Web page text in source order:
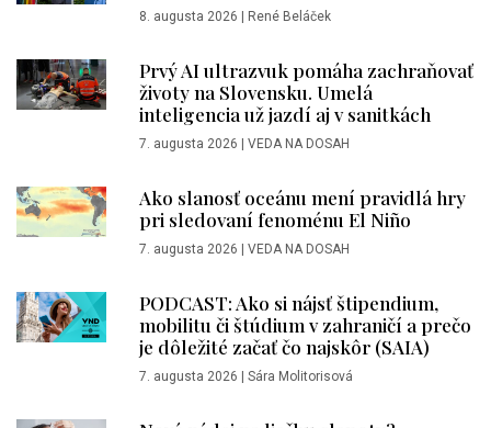
8. augusta 2026 | René Beláček
Prvý AI ultrazvuk pomáha zachraňovať
životy na Slovensku. Umelá
inteligencia už jazdí aj v sanitkách
7. augusta 2026 | VEDA NA DOSAH
Ako slanosť oceánu mení pravidlá hry
pri sledovaní fenoménu El Niño
7. augusta 2026 | VEDA NA DOSAH
PODCAST: Ako si nájsť štipendium,
mobilitu či štúdium v zahraničí a prečo
je dôležité začať čo najskôr (SAIA)
7. augusta 2026 | Sára Molitorisová